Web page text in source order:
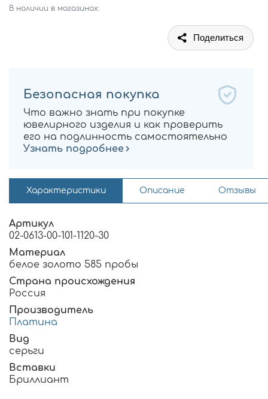
В наличии в магазинах:
Поделиться
Безопасная покупка
Что важно знать при покупке
ювелирного изделия и как проверить
его на подлинность самостоятельно
Узнать подробнее
Характеристики Описание Отзывы
Артикул
02-0613-00-101-1120-30
Материал
белое золото 585 пробы
Страна происхождения
Россия
Производитель
Платина
Вид
серьги
Вставки
Бриллиант